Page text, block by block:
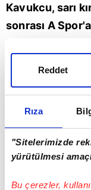
Rıza
"Sitelerimizde
yürütülmesi
Bu çerezler,
Reddet
Kavukcu, sarı
sonrası A
Kavukcu,
açıklık getirdi.
Galatasaray
Spor Galatasaray